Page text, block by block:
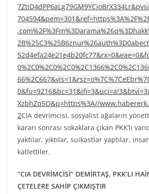
XzbhZq5O&p=https%3A//
2CIA devrimcisi, sosyalist ağaların
kararı sonrası sokaklara çıkan PKK’lı
yaktılar, yıktılar, suikastlar yaptılar,
katlettiler.
“CIA DEVRİMCİSİ” DEMİRTAŞ, PKK’LI
ÇETELERE SAHİP ÇIKMIŞTIR